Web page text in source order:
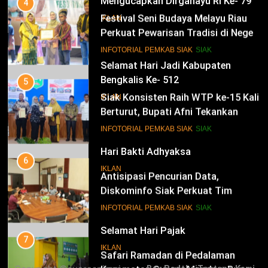
IKLAN
14
Selamat Hari Jadi Kabupaten
Bengkalis Ke- 512
IKLAN
15
Hari Bakti Adhyaksa
IKLAN
16
Selamat Hari Pajak
IKLAN
4
Festival Seni Budaya Melayu Riau
Perkuat Pewarisan Tradisi di Negeri
Istana
INFOTORIAL PEMKAB SIAK SIAK
5
Siak Konsisten Raih WTP ke-15 Kali
Berturut, Bupati Afni Tekankan
Penguatan Tata Kelola Keuangan
INFOTORIAL PEMKAB SIAK SIAK
6
Antisipasi Pencurian Data,
Diskominfo Siak Perkuat Tim
Tanggap Insiden Siber Mendukung
INFOTORIAL PEMKAB SIAK SIAK
7
Safari Ramadan di Pedalaman